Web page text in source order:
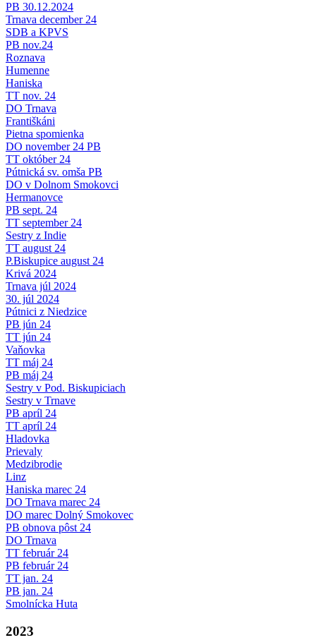
PB 30.12.2024
Trnava december 24
SDB a KPVS
PB nov.24
Roznava
Humenne
Haniska
TT nov. 24
DO Trnava
Františkáni
Pietna spomienka
DO november 24 PB
TT október 24
Pútnická sv. omša PB
DO v Dolnom Smokovci
Hermanovce
PB sept. 24
TT september 24
Sestry z Indie
TT august 24
P.Biskupice august 24
Krivá 2024
Trnava júl 2024
30. júl 2024
Pútnici z Niedzice
PB jún 24
TT jún 24
Vaňovka
TT máj 24
PB máj 24
Sestry v Pod. Biskupiciach
Sestry v Trnave
PB apríl 24
TT apríl 24
Hladovka
Prievaly
Medzibrodie
Linz
Haniska marec 24
DO Trnava marec 24
DO marec Dolný Smokovec
PB obnova pôst 24
DO Trnava
TT február 24
PB február 24
TT jan. 24
PB jan. 24
Smolnícka Huta
2023